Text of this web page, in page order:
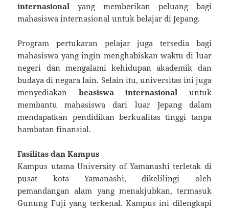
internasional yang memberikan peluang bagi
mahasiswa internasional untuk belajar di Jepang.
Program pertukaran pelajar juga tersedia bagi
mahasiswa yang ingin menghabiskan waktu di luar
negeri dan mengalami kehidupan akademik dan
budaya di negara lain. Selain itu, universitas ini juga
menyediakan beasiswa internasional untuk
membantu mahasiswa dari luar Jepang dalam
mendapatkan pendidikan berkualitas tinggi tanpa
hambatan finansial.
Fasilitas dan Kampus
Kampus utama University of Yamanashi terletak di
pusat kota Yamanashi, dikelilingi oleh
pemandangan alam yang menakjubkan, termasuk
Gunung Fuji yang terkenal. Kampus ini dilengkapi